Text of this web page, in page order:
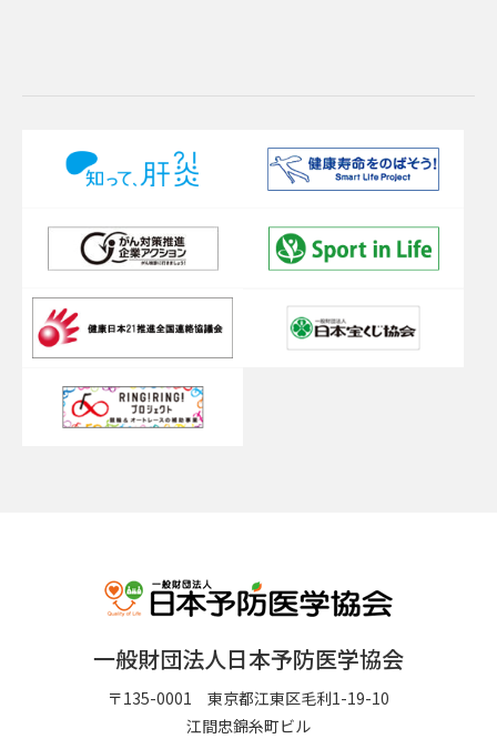
一般財団法人日本予防医学協会
〒135-0001 東京都江東区毛利1-19-10
江間忠錦糸町ビル